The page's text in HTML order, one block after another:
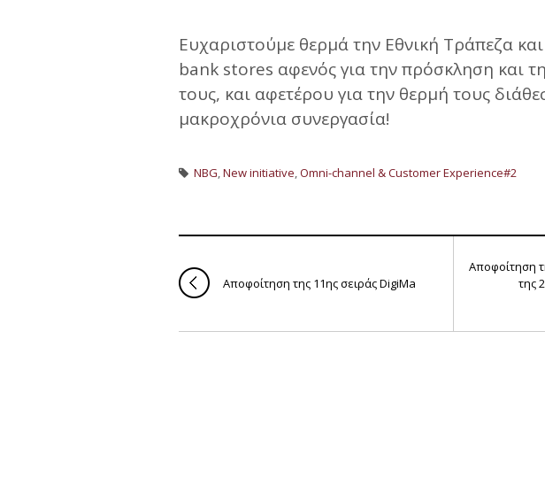
Ευχαριστούμε θερμά την Εθνική Τράπεζα
bank stores αφενός για την πρόσκληση και
τους, και αφετέρου για την θερμή τους
μακροχρόνια συνεργασία!
NBG New initiative Omni-channel & Customer Experience#2
Αποφοίτηση της 11ης σειράς DigiMa
Αποφοίτηση
της